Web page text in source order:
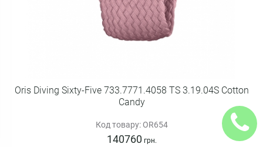
Oris Diving Sixty-Five 733.7771.4058 TS 3.19.04S Cotton
Candy
Код товару: OR654
140760 грн.